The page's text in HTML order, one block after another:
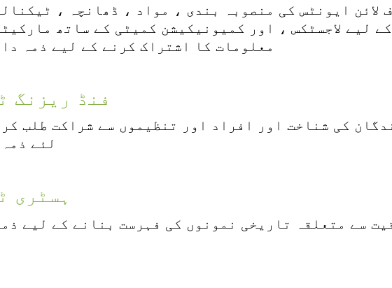
لائن ایونٹس کی منصوبہ بندی ، مواد ، ڈھانچہ ،
لیے لاجسٹکس ، اور کمیونیکیشن کمیٹی کے ساتھ
معلومات کا اشتراک کرنے کے لیے ذمہ
فنڈ ریزنگ
کی شناخت اور افراد اور تنظیموں سے شراکت طلب
لئے
ہسٹری
سے متعلقہ تاریخی نمونوں کی فہرست بنانے کے لیے